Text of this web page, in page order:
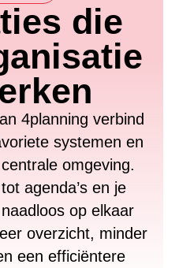
die
4planning verbind
systemen en
omgeving.
agenda’s en je
op elkaar
overzicht, minder
een efficiëntere